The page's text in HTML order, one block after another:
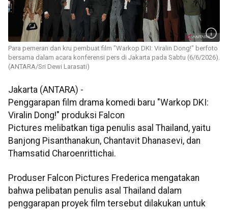
Para pemeran dan kru pembuat film "Warkop DKI: Viralin Dong!" berfoto
bersama dalam acara konferensi pers di Jakarta pada Sabtu (6/6/2026).
(ANTARA/Sri Dewi Larasati)
Jakarta (ANTARA) -
Penggarapan film drama komedi baru "Warkop DKI:
Viralin Dong!" produksi Falcon
Pictures melibatkan tiga penulis asal Thailand, yaitu
Banjong Pisanthanakun, Chantavit Dhanasevi, dan
Thamsatid Charoenrittichai.
Produser Falcon Pictures Frederica mengatakan
bahwa pelibatan penulis asal Thailand dalam
penggarapan proyek film tersebut dilakukan untuk